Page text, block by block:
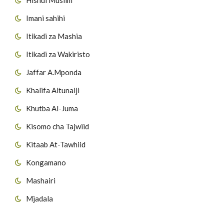
Imani sahihi
Itikadi za Mashia
Itikadi za Wakiristo
Jaffar A.Mponda
Khalifa Altunaiji
Khutba Al-Juma
Kisomo cha Tajwiid
Kitaab At-Tawhiid
Kongamano
Mashairi
Mjadala